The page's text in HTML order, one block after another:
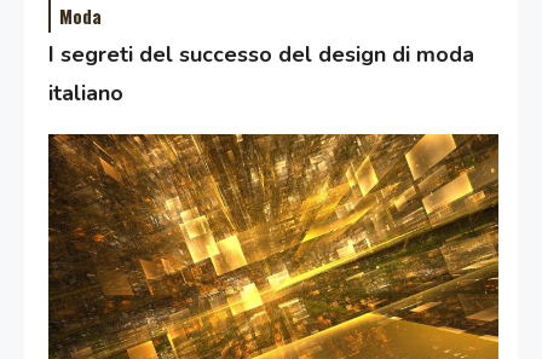
Moda
I segreti del successo del design di moda
italiano